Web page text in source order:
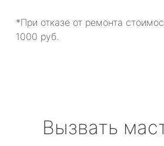
*При отказе от ремонта
1000 руб.
Вызвать